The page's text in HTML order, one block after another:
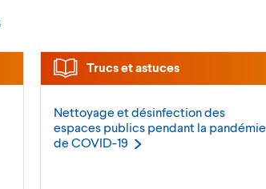
Trucs et astuces
Nettoyage et désinfection des
espaces publics pendant la pandémie
deCOVID-19